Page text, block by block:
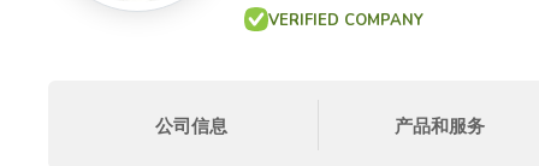
VERIFIED COMPANY
公司信息 产品和服务